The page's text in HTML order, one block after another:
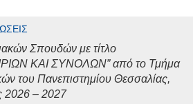
Σπουδών με τίτλο
ΚΑΙ ΣΥΝΟΛΩΝ” από το Τμήμα
του Πανεπιστημίου Θεσσαλίας,
2026 – 2027